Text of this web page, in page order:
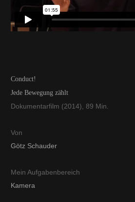
Conduct!
Jede Bewegung zählt
Dokumentarfilm (2014), 89 Min.
Von
Götz Schauder
Mein Aufgabenbereich
Kamera